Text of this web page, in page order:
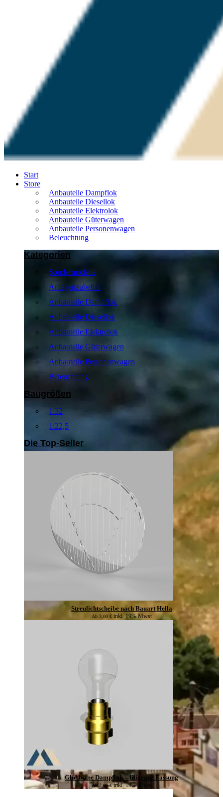
Start
Store
Anbauteile Dampflok
Anbauteile Diesellok
Anbauteile Elektrolok
Anbauteile Güterwagen
Anbauteile Personenwagen
Beleuchtung
Kategorien
Sondermodelle
Anlagenzubehör
Anbauteile Dampflok
Anbauteile Diesellok
Anbauteile Elektrolok
Anbauteile Güterwagen
Anbauteile Personenwagen
Beleuchtung
Baugrößen
1:32
1:22,5
Die Top-Seller
Streulichtscheibe nach Bauart Hella
Ab 3,00 € inkl. 19% Mwst
Glühbirne Dampflok – filigrane Fassung
Ab 2,00€ inkl. 19% Mwst